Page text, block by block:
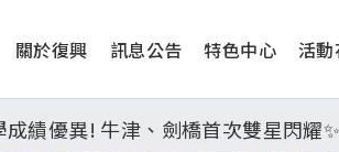
主
覽
關於復興 訊息公告 特色中心 活
麻省理工學院，本校連續兩年錄
績優異! 牛津、劍橋首次雙星閃耀✨